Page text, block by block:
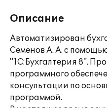
Описание
Автоматизирован
Семенов А. А. с
"1С:Бухгалтерия 8".
программного
консультации по
программой.